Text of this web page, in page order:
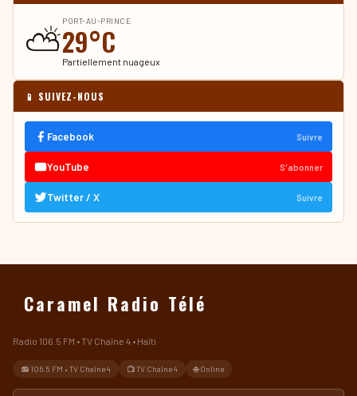
⛅ PORT-AU-PRINCE
29°C
Partiellement nuageux
📱 SUIVEZ-NOUS
Facebook Suivre
YouTube S'abonner
Twitter / X Suivre
Caramel Radio Télé
Radio 106.5 FM • TV Chaîne 4 • Haïti
📻 106.5 FM • TV Chaîne 4 📺 TV Chaîne 4 🌐 Online